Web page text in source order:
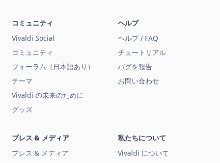
コミュニティ
Vivaldi Social
コミュニティ
フォーラム（日本語あり）
テーマ
Vivaldi の未来のために
グッズ
ヘルプ
ヘルプ / FAQ
チュートリアル
バグを報告
お問い合わせ
プレス & メディア
プレス & メディア
私たちについて
Vivaldi について